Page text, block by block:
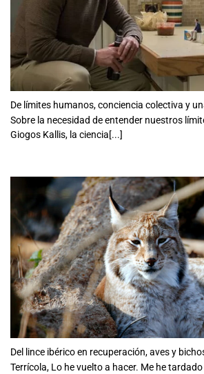
De límites humanos, conciencia colectiva y
Sobre la necesidad de entender nuestros
Giogos Kallis, la ciencia[...]
Del lince ibérico en recuperación, aves y
Terrícola, Lo he vuelto a hacer. Me he